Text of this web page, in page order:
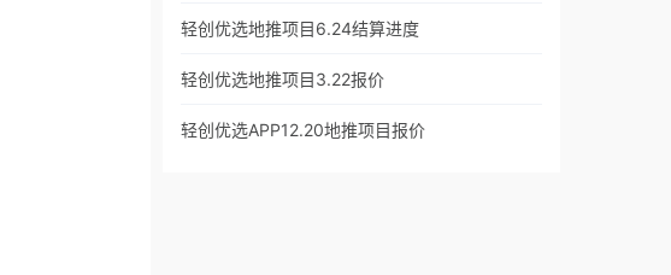
轻创优选地推项目6.24结算进度
轻创优选地推项目3.22报价
轻创优选APP12.20地推项目报价